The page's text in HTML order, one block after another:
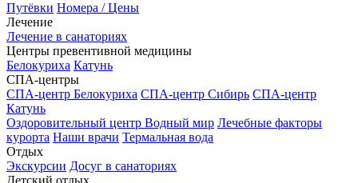
Путёвки Номера / Цены
Лечение
Лечение в санаториях
Центры превентивной медицины
Белокуриха Катунь
СПА-центры
СПА-центр Белокуриха СПА-центр Сибирь СПА-центр
Катунь
Оздоровительный центр Водный мир Лечебные факторы
курорта Наши врачи Термальная вода
Отдых
Экскурсии Досуг в санаториях
Детский отдых